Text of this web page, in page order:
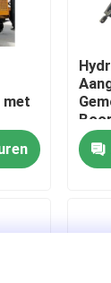
waterputten